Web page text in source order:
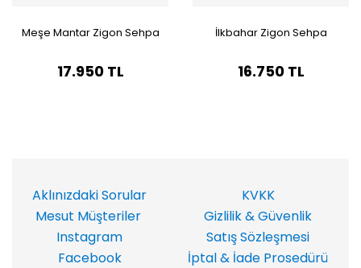
Meşe Mantar Zigon Sehpa
17.950 TL
İlkbahar Zigon Sehpa
16.750 TL
Aklınızdaki Sorular
KVKK
Mesut Müşteriler
Gizlilik & Güvenlik
Instagram
Satış Sözleşmesi
Facebook
İptal & İade Prosedürü